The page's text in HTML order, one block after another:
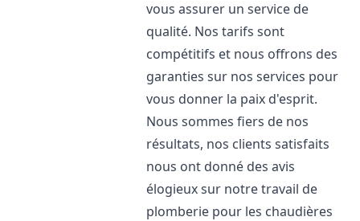
vous assurer un service de
qualité. Nos tarifs sont
compétitifs et nous offrons des
garanties sur nos services pour
vous donner la paix d'esprit.
Nous sommes fiers de nos
résultats, nos clients satisfaits
nous ont donné des avis
élogieux sur notre travail de
plomberie pour les chaudières